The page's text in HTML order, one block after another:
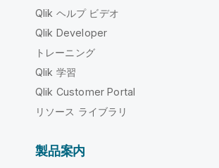
Qlik ヘルプ ビデオ
Qlik Developer
トレーニング
Qlik 学習
Qlik Customer Portal
リソース ライブラリ
製品案内